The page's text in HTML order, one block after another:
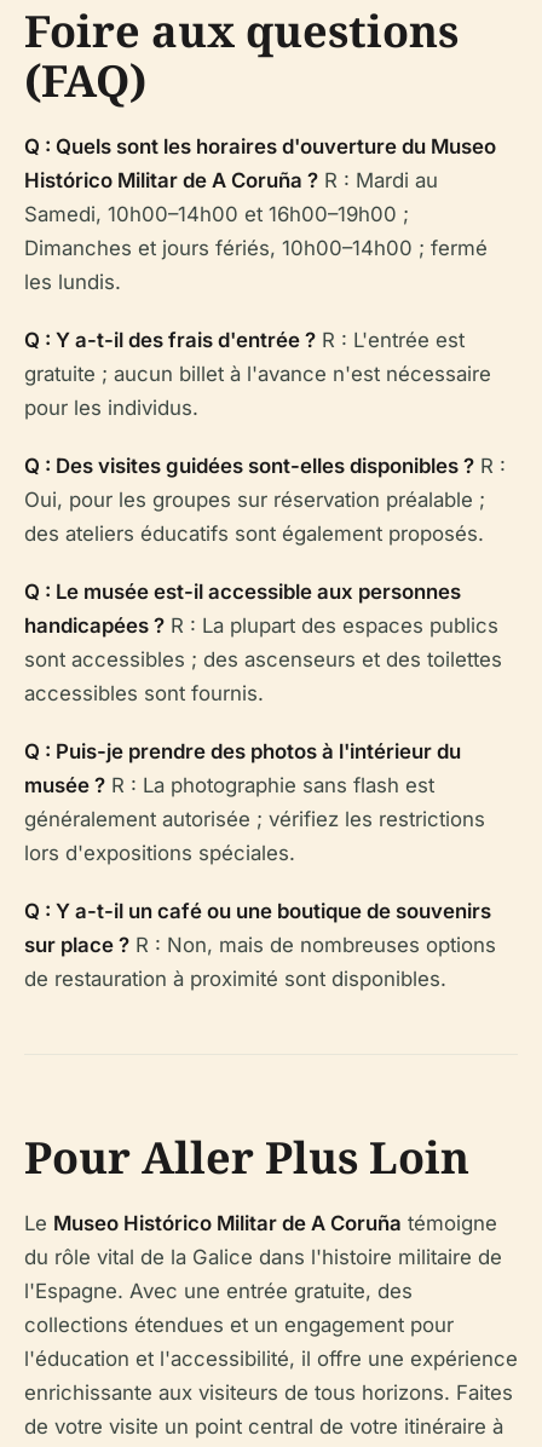
Foire aux questions
(FAQ)
Q : Quels sont les horaires d'ouverture du Museo
Histórico Militar de A Coruña ? R : Mardi au
Samedi, 10h00–14h00 et 16h00–19h00 ;
Dimanches et jours fériés, 10h00–14h00 ; fermé
les lundis.
Q : Y a-t-il des frais d'entrée ? R : L'entrée est
gratuite ; aucun billet à l'avance n'est nécessaire
pour les individus.
Q : Des visites guidées sont-elles disponibles ? R :
Oui, pour les groupes sur réservation préalable ;
des ateliers éducatifs sont également proposés.
Q : Le musée est-il accessible aux personnes
handicapées ? R : La plupart des espaces publics
sont accessibles ; des ascenseurs et des toilettes
accessibles sont fournis.
Q : Puis-je prendre des photos à l'intérieur du
musée ? R : La photographie sans flash est
généralement autorisée ; vérifiez les restrictions
lors d'expositions spéciales.
Q : Y a-t-il un café ou une boutique de souvenirs
sur place ? R : Non, mais de nombreuses options
de restauration à proximité sont disponibles.
Pour Aller Plus Loin
Le Museo Histórico Militar de A Coruña témoigne
du rôle vital de la Galice dans l'histoire militaire de
l'Espagne. Avec une entrée gratuite, des
collections étendues et un engagement pour
l'éducation et l'accessibilité, il offre une expérience
enrichissante aux visiteurs de tous horizons. Faites
de votre visite un point central de votre itinéraire à